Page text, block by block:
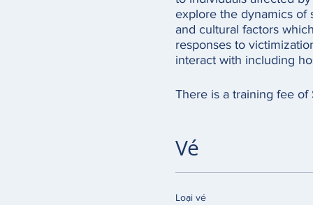
explore the dynamics of
and cultural factors
responses to
interact with including
There is a training fee
Vé
Loại vé